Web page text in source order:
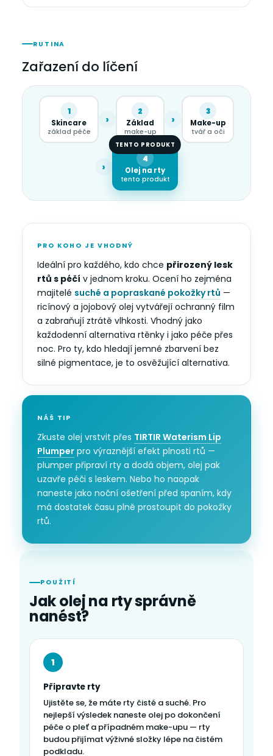
RUTINA
Zařazení do líčení
1
Skincare
základ péče
›
2
Základ
make-up
›
3
Make-up
tvář a oči
›
4
Olej na rty
tento produkt
TENTO PRODUKT
PRO KOHO JE VHODNÝ
Ideální pro každého, kdo chce přirozený lesk
rtů s péčí v jednom kroku. Ocení ho zejména
majitelé suché a popraskané pokožky rtů —
ricínový a jojobový olej vytvářejí ochranný film
a zabraňují ztrátě vlhkosti. Vhodný jako
každodenní alternativa rtěnky i jako péče přes
noc. Pro ty, kdo hledají jemné zbarvení bez
silné pigmentace, je to osvěžující alternativa.
NÁŠ TIP
Zkuste olej vrstvit přes TIRTIR Waterism Lip
Plumper pro výraznější efekt plnosti rtů —
plumper připraví rty a dodá objem, olej pak
uzavře péči s leskem. Nebo ho naopak
naneste jako noční ošetření před spaním, kdy
má dostatek času plně prostoupit do pokožky
rtů.
POUŽITÍ
Jak olej na rty správně
nanést?
1
Připravte rty
Ujistěte se, že máte rty čisté a suché. Pro
nejlepší výsledek naneste olej po dokončení
péče o pleť a případném make-upu — rty
budou přijímat výživné složky lépe na čistém
podkladu.